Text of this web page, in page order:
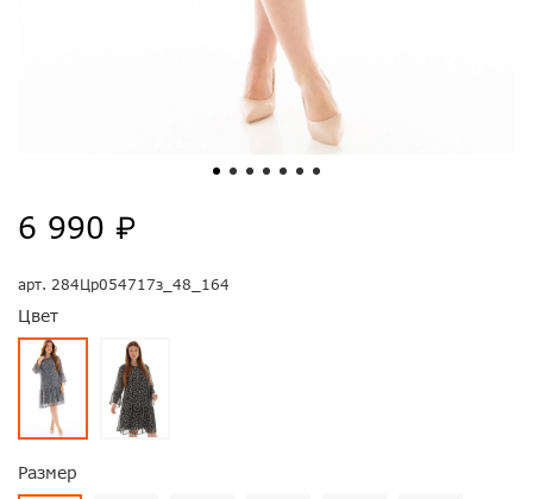
арт. 284Цр054717з_48_164
Цвет
Размер
6 990 ₽